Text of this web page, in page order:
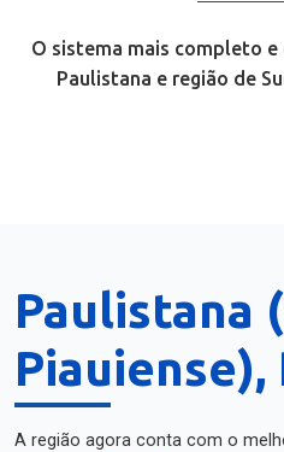
O sistema mais completo
Paulistana e região de
Paulistana
Piauiense),
A região agora conta com o